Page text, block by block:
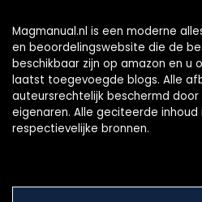
Magmanual.nl is een moderne
en beoordelingswebsite die de
beschikbaar zijn op amazon en u
laatst toegevoegde blogs. Alle
auteursrechtelijk beschermd door
eigenaren. Alle geciteerde inhoud
respectievelijke bronnen.